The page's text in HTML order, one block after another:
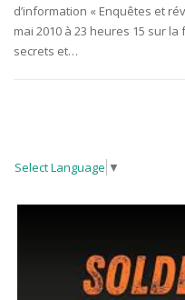
d’information « Enquêtes et
mai 2010 à 23 heures 15 sur
secrets et…
Select Language ▼